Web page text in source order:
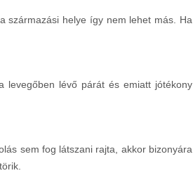
származási helye így nem lehet más. Ha
levegőben lévő párát és emiatt jótékony
sem fog látszani rajta, akkor bizonyára